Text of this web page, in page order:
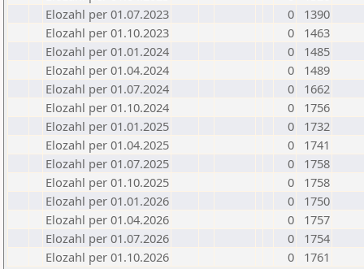
Elozahl per 01.07.2023
0
1390
Elozahl per 01.10.2023
0
1463
Elozahl per 01.01.2024
0
1485
Elozahl per 01.04.2024
0
1489
Elozahl per 01.07.2024
0
1662
Elozahl per 01.10.2024
0
1756
Elozahl per 01.01.2025
0
1732
Elozahl per 01.04.2025
0
1741
Elozahl per 01.07.2025
0
1758
Elozahl per 01.10.2025
0
1758
Elozahl per 01.01.2026
0
1750
Elozahl per 01.04.2026
0
1757
Elozahl per 01.07.2026
0
1754
Elozahl per 01.10.2026
0 1761